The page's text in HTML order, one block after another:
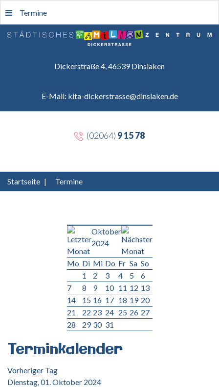
Dickerstraße 4, 46539 Dinslaken
E-Mail: kita-dickerstrasse@dinslaken.de
Termine
(02064) 9 15 78
Startseite | Termine
Oktober
2024
Mo Di Mi Do Fr Sa So
1
2 3 4 5
6
7
8 9 10 11 12 13
14
15 16 17 18 19 20
21
22 23 24 25 26 27
28
29 30 31
Terminkalender
Vorheriger Tag
Dienstag, 01. Oktober 2024